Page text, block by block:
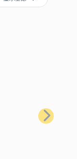
下一步